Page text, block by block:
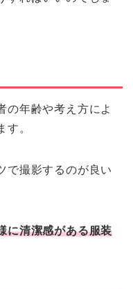
の年齢や考え方によ
す。
で撮影するのが良い
に清潔感がある服装